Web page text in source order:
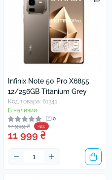
Infinix Note 50 Pro X6855
12/256GB Titanium Grey
Код товара: 61341
В наличии
0
12 999 ₴ -8%
11 999 ₴